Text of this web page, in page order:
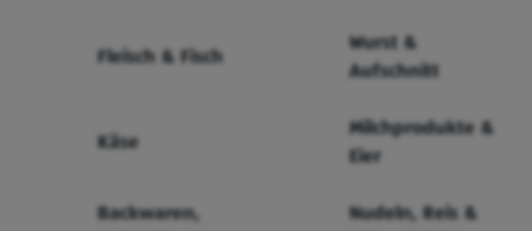
Fleisch & Fisch
Wurst &
Aufschnitt
Käse
Milchprodukte &
Eier
Backwaren,
Nudeln, Reis &